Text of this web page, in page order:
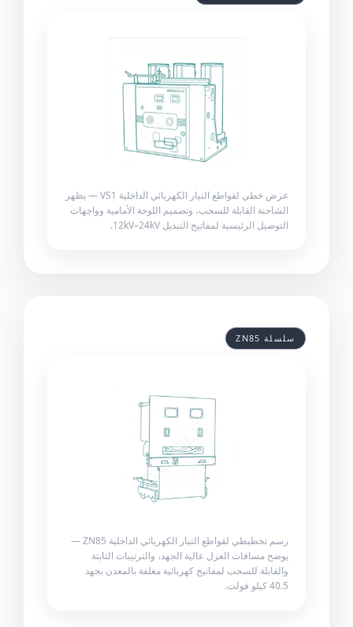
عرض خطي لقواطع التيار الكهربائي الداخلية VS1 — يظهر
الشاحنة القابلة للسحب، وتصميم اللوحة الأمامية وواجهات
التوصيل الرئيسية لمفاتيح التبديل 12kV–24kV.
سلسلة ZN85
رسم تخطيطي لقواطع التيار الكهربائي الداخلية ZN85 —
يوضح مسافات العزل عالية الجهد، والترتيبات الثابتة
والقابلة للسحب لمفاتيح كهربائية مغلفة بالمعدن بجهد
40.5 كيلو فولت.